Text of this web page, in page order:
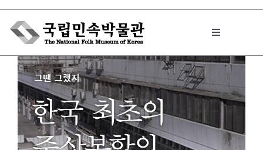
Skip
content
Toggle
박물관에서는
민속이야기